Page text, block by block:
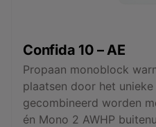
Confida 10 – AE
Propaan monoblock
plaatsen door het
gecombineerd worden
én Mono 2 AWHP